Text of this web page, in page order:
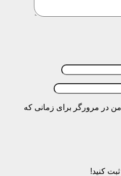
من در مرورگر برای زمانی که
کنید!